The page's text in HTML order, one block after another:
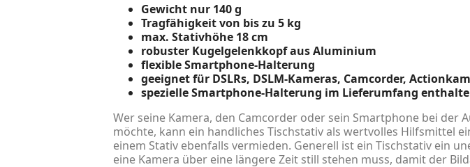
Gewicht nur 140 g
Tragfähigkeit von bis zu 5 kg
max. Stativhöhe 18 cm
robuster Kugelgelenkkopf aus Aluminium
flexible Smartphone-Halterung
geeignet für DSLRs, DSLM-Kameras, Camcorder,
spezielle Smartphone-Halterung im Lieferumfang
Wer seine Kamera, den Camcorder oder sein Smartphone bei
möchte, kann ein handliches Tischstativ als wertvolles Hilfsmittel
einem Stativ ebenfalls vermieden. Generell ist ein Tischstativ ein
eine Kamera über eine längere Zeit still stehen muss, damit der